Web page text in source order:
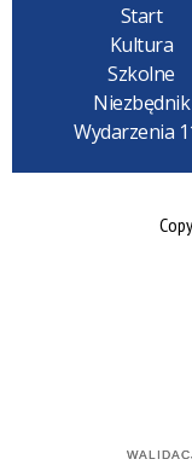
Start
Kultura
Szkolne
Niezbędnik
Wydarzenia